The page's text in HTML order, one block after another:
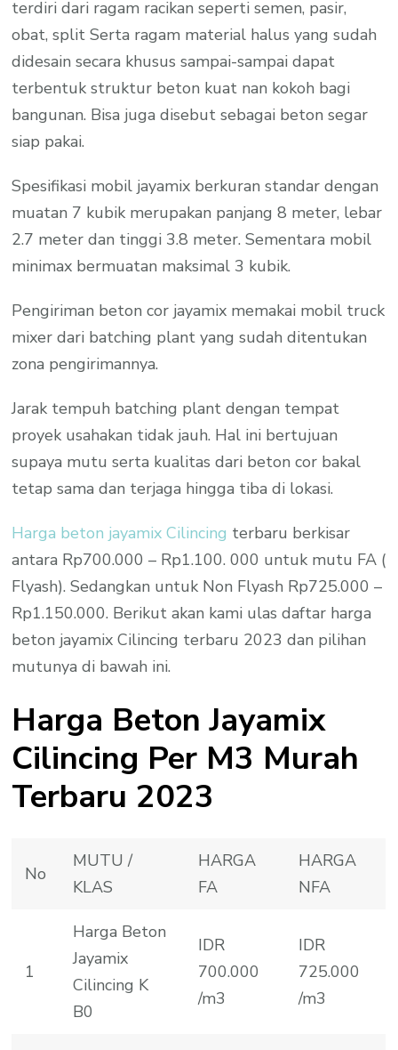
terdiri dari ragam racikan seperti semen, pasir,
obat, split Serta ragam material halus yang sudah
didesain secara khusus sampai-sampai dapat
terbentuk struktur beton kuat nan kokoh bagi
bangunan. Bisa juga disebut sebagai beton segar
siap pakai.
Spesifikasi mobil jayamix berkuran standar dengan
muatan 7 kubik merupakan panjang 8 meter, lebar
2.7 meter dan tinggi 3.8 meter. Sementara mobil
minimax bermuatan maksimal 3 kubik.
Pengiriman beton cor jayamix memakai mobil truck
mixer dari batching plant yang sudah ditentukan
zona pengirimannya.
Jarak tempuh batching plant dengan tempat
proyek usahakan tidak jauh. Hal ini bertujuan
supaya mutu serta kualitas dari beton cor bakal
tetap sama dan terjaga hingga tiba di lokasi.
Harga beton jayamix Cilincing terbaru berkisar
antara Rp700.000 – Rp1.100. 000 untuk mutu FA (
Flyash). Sedangkan untuk Non Flyash Rp725.000 –
Rp1.150.000. Berikut akan kami ulas daftar harga
beton jayamix Cilincing terbaru 2023 dan pilihan
mutunya di bawah ini.
Harga Beton Jayamix
Cilincing Per M3 Murah
Terbaru 2023
No
MUTU /
KLAS
HARGA
FA
HARGA
NFA
1
Harga Beton
Jayamix
Cilincing K
B0
IDR
700.000
/m3
IDR
725.000
/m3